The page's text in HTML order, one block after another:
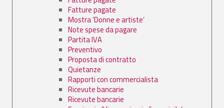
Fatture pagate
Mostra ’Donne e artiste’
Note spese da pagare
Partita IVA
Preventivo
Proposta di contratto
Quietanze
Rapporti con commercialista
Ricevute bancarie
Ricevute bancarie